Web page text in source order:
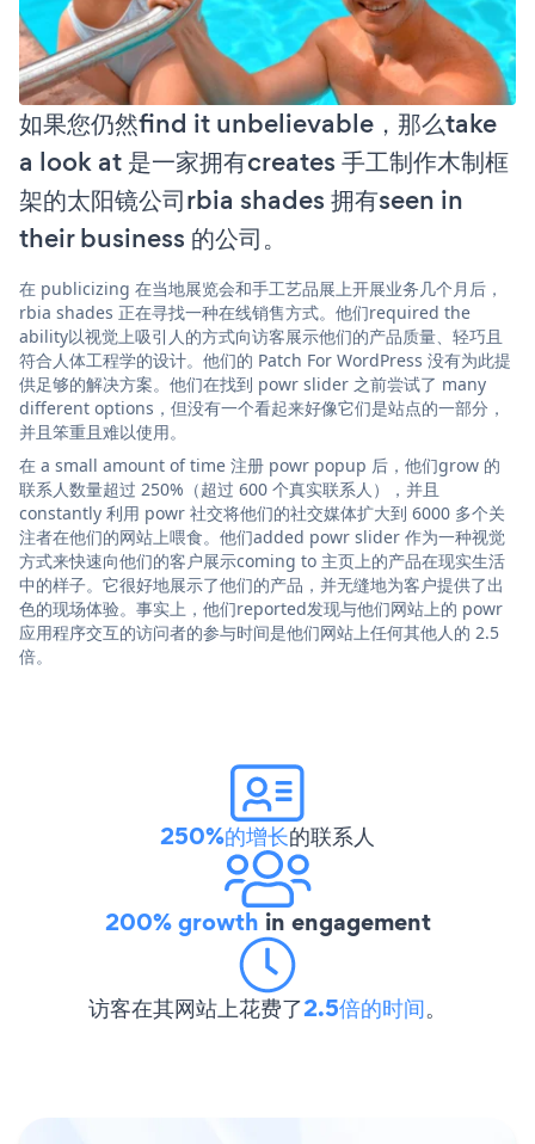
如果您仍然find it unbelievable，那么take
a look at 是一家拥有creates 手工制作木制框
架的太阳镜公司rbia shades 拥有seen in
their business 的公司。
在 publicizing 在当地展览会和手工艺品展上开展业务几个月后，
rbia shades 正在寻找一种在线销售方式。他们required the
ability以视觉上吸引人的方式向访客展示他们的产品质量、轻巧且
符合人体工程学的设计。他们的 Patch For WordPress 没有为此提
供足够的解决方案。他们在找到 powr slider 之前尝试了 many
different options，但没有一个看起来好像它们是站点的一部分，
并且笨重且难以使用。
在 a small amount of time 注册 powr popup 后，他们grow 的
联系人数量超过 250%（超过 600 个真实联系人），并且
constantly 利用 powr 社交将他们的社交媒体扩大到 6000 多个关
注者在他们的网站上喂食。他们added powr slider 作为一种视觉
方式来快速向他们的客户展示coming to 主页上的产品在现实生活
中的样子。它很好地展示了他们的产品，并无缝地为客户提供了出
色的现场体验。事实上，他们reported发现与他们网站上的 powr
应用程序交互的访问者的参与时间是他们网站上任何其他人的 2.5
倍。
250%的增长的联系人
200% growth in engagement
访客在其网站上花费了2.5倍的时间。